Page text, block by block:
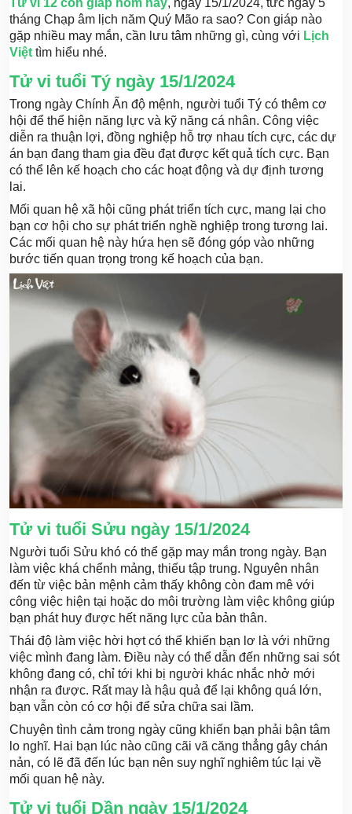
Tử vi 12 con giáp hôm nay, ngày 15/1/2024, tức ngày 5
tháng Chạp âm lịch năm Quý Mão ra sao? Con giáp nào
gặp nhiều may mắn, cần lưu tâm những gì, cùng với Lịch
Việt tìm hiểu nhé.
Tử vi tuổi Tý ngày 15/1/2024
Trong ngày Chính Ấn độ mệnh, người tuổi Tý có thêm cơ
hội để thể hiện năng lực và kỹ năng cá nhân. Công việc
diễn ra thuận lợi, đồng nghiệp hỗ trợ nhau tích cực, các dự
án bạn đang tham gia đều đạt được kết quả tích cực. Bạn
có thể lên kế hoạch cho các hoạt động và dự định tương
lai.
Mối quan hệ xã hội cũng phát triển tích cực, mang lại cho
bạn cơ hội cho sự phát triển nghề nghiệp trong tương lai.
Các mối quan hệ này hứa hẹn sẽ đóng góp vào những
bước tiến quan trọng trong kế hoạch của bạn.
Tử vi tuổi Sửu ngày 15/1/2024
Người tuổi Sửu khó có thể gặp may mắn trong ngày. Bạn
làm việc khá chểnh mảng, thiếu tập trung. Nguyên nhân
đến từ việc bản mệnh cảm thấy không còn đam mê với
công việc hiện tại hoặc do môi trường làm việc không giúp
bạn phát huy được hết năng lực của bản thân.
Thái độ làm việc hời hợt có thể khiến bạn lơ là với những
việc mình đang làm. Điều này có thể dẫn đến những sai sót
không đang có, chỉ tới khi bị người khác nhắc nhở mới
nhận ra được. Rất may là hậu quả để lại không quá lớn,
bạn vẫn còn có cơ hội để sửa chữa sai lầm.
Chuyện tình cảm trong ngày cũng khiến bạn phải bận tâm
lo nghĩ. Hai bạn lúc nào cũng cãi vã căng thẳng gây chán
nản, có lẽ đã đến lúc bạn nên suy nghĩ nghiêm túc lại về
mối quan hệ này.
Tử vi tuổi Dần ngày 15/1/2024